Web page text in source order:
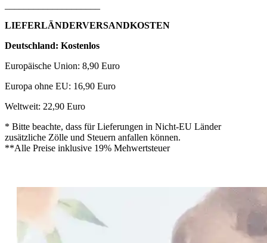
LIEFERLÄNDERVERSANDKOSTEN
Deutschland: Kostenlos
Europäische Union: 8,90 Euro
Europa ohne EU: 16,90 Euro
Weltweit: 22,90 Euro
* Bitte beachte, dass für Lieferungen in Nicht-EU Länder
zusätzliche Zölle und Steuern anfallen können.
**Alle Preise inklusive 19% Mehwertsteuer